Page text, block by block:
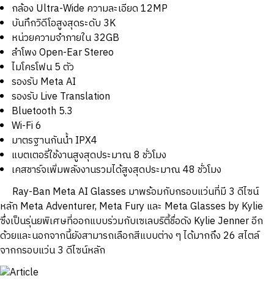
กล้อง Ultra-Wide ความละเอียด 12MP
บันทึกวิดีโอสูงสุดระดับ 3K
หน่วยความจำภายใน 32GB
ลำโพง Open-Ear Stereo
ไมโครโฟน 5 ตัว
รองรับ Meta AI
รองรับ Live Translation
Bluetooth 5.3
Wi-Fi 6
มาตรฐานกันน้ำ IPX4
แบตเตอรี่ใช้งานสูงสุดประมาณ 8 ชั่วโมง
เคสชาร์จเพิ่มพลังงานรวมได้สูงสุดประมาณ 48 ชั่วโมง
Ray-Ban Meta AI Glasses มาพร้อมกับกรอบแว่นที่มี 3 ดีไซน์
หลัก Meta Adventurer, Meta Fury และ Meta Glasses by Kylie
ซึ่งเป็นรุ่นยพิเศษที่ออกแบบร่วมกับเซเลบริตี้ชื่อดัง Kylie Jenner อีก
ด้วยและนอกจากนี้ยังสามารถเลือกสีแบบต่าง ๆ ได้มากถึง 26 สไตล์
จากกรอบแว่น 3 ดีไซน์หลัก